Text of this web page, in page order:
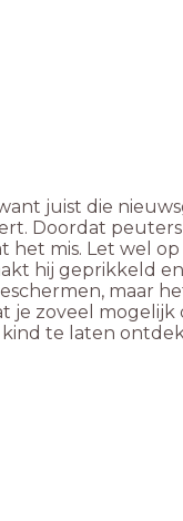
juist die
Doordat peuters
het mis. Let wel
hij geprikkeld
maar
je zoveel mogelijk
te laten